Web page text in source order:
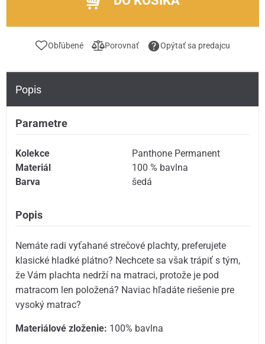
Obľúbené Porovnať Opýtať sa predajcu
Popis
Parametre
Kolekce
Panthone Permanent
Materiál
100 % bavlna
Barva
šedá
Popis
Nemáte radi vyťahané strečové plachty, preferujete
klasické hladké plátno? Nechcete sa však trápiť s tým,
že Vám plachta nedrží na matraci, protože je pod
matracom len položená? Naviac hľadáte riešenie pre
vysoký matrac?
Materiálové zloženie: 100% bavlna